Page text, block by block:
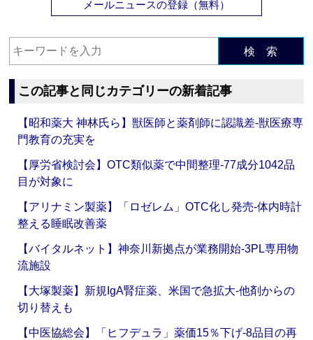
メールニュースの登録（無料）
検 索
この記事と同じカテゴリーの新着記事
【昭和薬大 神林氏ら】獣医師と薬剤師に認識差‐獣医療専
門教育の充実を
【厚労省検討会】OTC類似薬で中間整理‐77成分1042品
目が対象に
【アリナミン製薬】「ロゼレム」OTC化し発売‐体内時計
整える睡眠改善薬
【バイタルネット】神奈川新拠点が業務開始‐3PL専用物
流施設
【大塚製薬】新規IgA腎症薬、米国で急拡大‐他剤からの
切り替えも
【中医協総会】「ヒフデュラ」薬価15％下げ‐8品目の再